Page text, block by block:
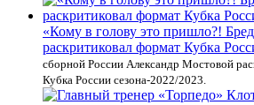
«Кому в голову это пришло?!
раскритиковал формат Кубка
сборной России Александр Мостовой
Кубка России сезона-2022/2023.